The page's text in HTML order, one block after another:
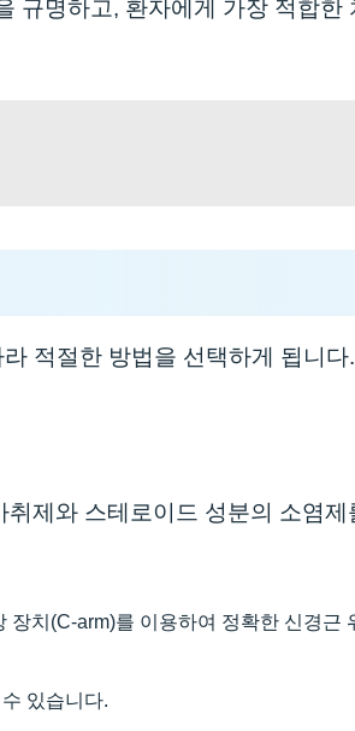
규명하고, 환자에게 가장 적합한
적절한 방법을 선택하게 됩니다
제와 스테로이드 성분의 소염제
치(C-arm)를 이용하여 정확한 신경근
있습니다.